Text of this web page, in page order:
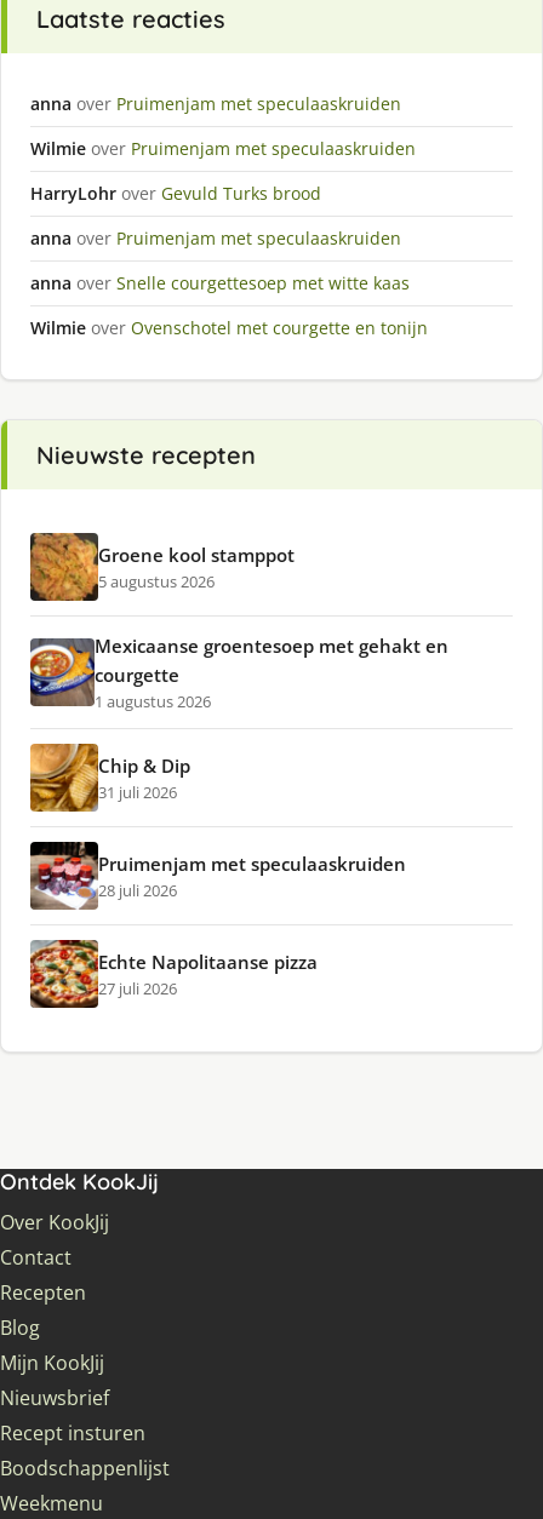
Laatste reacties
anna over Pruimenjam met speculaaskruiden
Wilmie over Pruimenjam met speculaaskruiden
HarryLohr over Gevuld Turks brood
anna over Pruimenjam met speculaaskruiden
anna over Snelle courgettesoep met witte kaas
Wilmie over Ovenschotel met courgette en tonijn
Nieuwste recepten
Groene kool stamppot
5 augustus 2026
Mexicaanse groentesoep met gehakt en
courgette
1 augustus 2026
Chip & Dip
31 juli 2026
Pruimenjam met speculaaskruiden
28 juli 2026
Echte Napolitaanse pizza
27 juli 2026
Ontdek KookJij
Over KookJij
Contact
Recepten
Blog
Mijn KookJij
Nieuwsbrief
Recept insturen
Boodschappenlijst
Weekmenu